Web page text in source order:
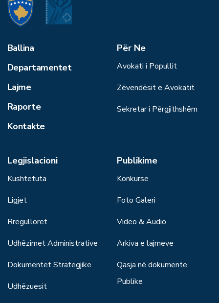
Ballina
Departamentet
Lajme
Raporte
Kontakte
Për Ne
Avokati i Popullit
Zëvendësit e Avokatit
Sekretar i Përgjithshëm
Legjislacioni
Kushtetuta
Ligjet
Rregulloret
Udhëzimet Administrative
Dokumentet Strategjike
Udhëzuesit
Publikime
Konkurse
Foto Galeri
Video & Audio
Arkiva e lajmeve
Qasja në dokumente
Publike